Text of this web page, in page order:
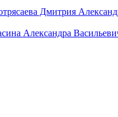
Дмитрия
Александра